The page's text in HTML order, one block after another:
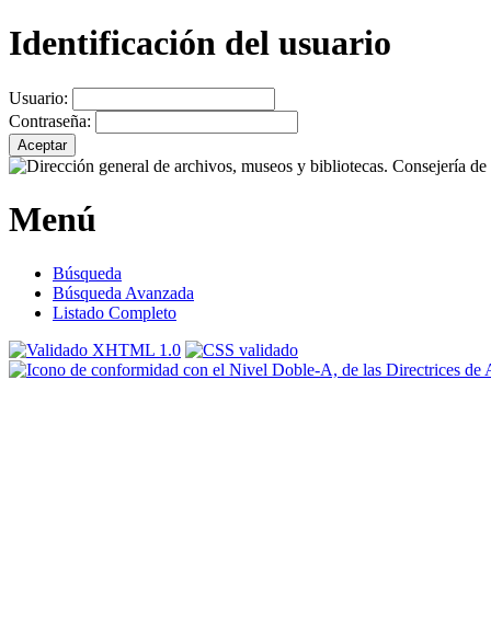
Identificación del usuario
Usuario:
Contraseña:
Menú
Búsqueda
Búsqueda Avanzada
Listado Completo